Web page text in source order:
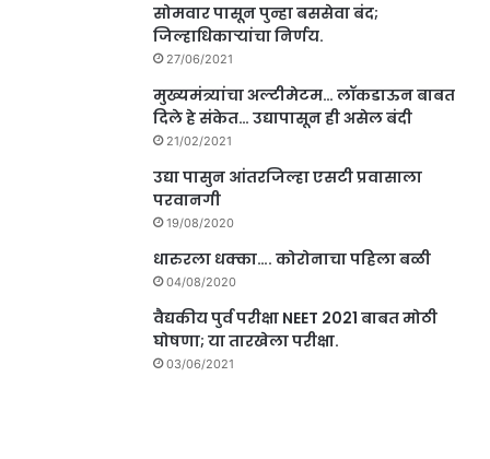
सोमवार पासून पुन्हा बससेवा बंद;
जिल्हाधिकाऱ्यांचा निर्णय.
27/06/2021
मुख्यमंत्र्यांचा अल्टीमेटम… लॉकडाऊन बाबत
दिले हे संकेत… उद्यापासून ही असेल बंदी
21/02/2021
उद्या पासुन आंतरजिल्हा एसटी प्रवासाला
परवानगी
19/08/2020
धारुरला धक्का…. कोरोनाचा पहिला बळी
04/08/2020
वैद्यकीय पुर्व परीक्षा NEET 2021 बाबत मोठी
घोषणा; या तारखेला परीक्षा.
03/06/2021